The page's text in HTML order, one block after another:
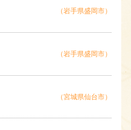
（岩手県盛岡市）
（岩手県盛岡市）
（宮城県仙台市）